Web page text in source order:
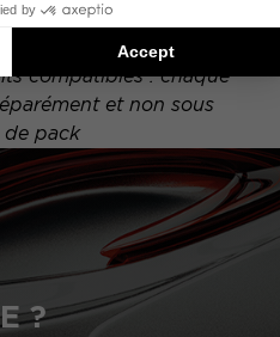
Inside sont des
compatibles : chaque
et non sous
de pack
?